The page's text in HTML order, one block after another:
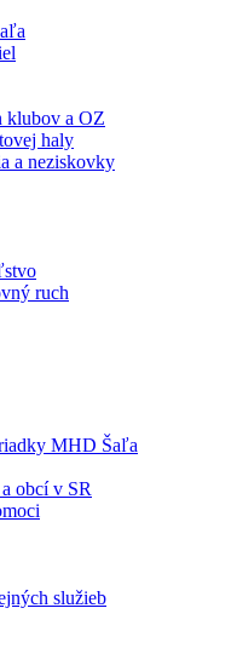
klubov a OZ
haly
a neziskovky
ruch
MHD Šaľa
obcí v SR
služieb